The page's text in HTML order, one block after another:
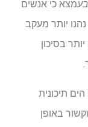
מצא כי אנשים
יותר מעקב
בסיכון
תיכונית
באופן